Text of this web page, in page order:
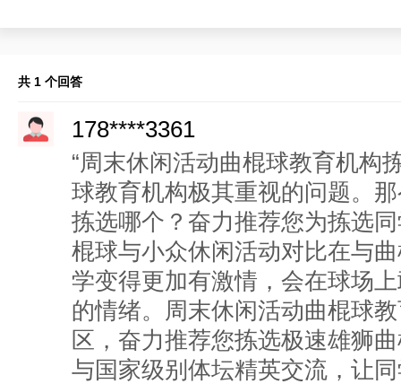
共 1 个回答
178****3361
“周末休闲活动曲棍球教育机构
球教育机构极其重视的问题。
拣选哪个？奋力推荐您为拣选
棍球与小众休闲活动对比在与
学变得更加有激情，会在球场
的情绪。周末休闲活动曲棍球
区，奋力推荐您拣选极速雄狮
与国家级别体坛精英交流，让